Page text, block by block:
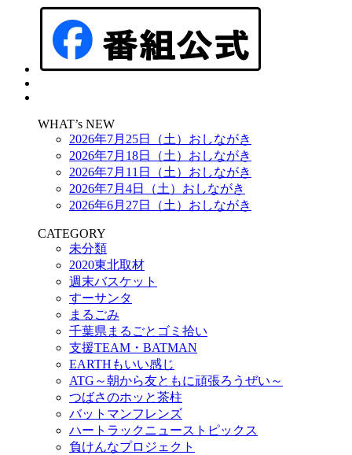
WHAT’s NEW
2026年7月25日（土）おしながき
2026年7月18日（土）おしながき
2026年7月11日（土）おしながき
2026年7月4日（土）おしながき
2026年6月27日（土）おしながき
CATEGORY
未分類
2020東北取材
週末バスケット
すーサンタ
まるごみ
千葉県まるごとゴミ拾い
支援TEAM・BATMAN
EARTHもいい感じ
ATG～朝から友ともに頑張ろうぜい～
つばさのホッと茶柱
バットマンフレンズ
ハートラックニューストピックス
負けんなプロジェクト